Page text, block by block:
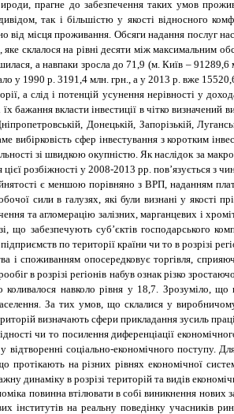
прагне до забезпечення таких умов
так і більшістю у якості відносного
від місця проживання. Обсяги надання послуг
склалося на рівні десяти між максимальним
а навпаки зросла до 71,9 (м. Київ –
у 1990 р. 3191,4 млн. грн., а у 2013 р. вже
а слід і потенцій усунення нерівності у
їх бажання вкласти інвестиції в чітко
Донецькій, Запорізькій,
вибірковість сфер інвестування з коротким
зі швидкою окупністю. Як наслідок за
розбіжності у 2008-2013 рр. пов’язується з
є меншою порівняно з ВРП, наданням
сили в галузях, які були визнані у
та агломерацію залізних, марганцевих і
що забезпечують суб’єктів господарського
по території країни чи то в розрізі
і споживанням опосередковує торгівля,
в розрізі регіонів набув ознак різко
навколо рівня у 18,7. Зрозуміло, що
За тих умов, що склалися у
визначають сфери прикладання зусиль праці.
чи то посилення диференціації
соціально-економічного поступу.
протікають на різних рівнях економічної
динаміку в розрізі територій та видів
повинна втілювати в собі виникнення нових
інститутів на реальну поведінку учасників